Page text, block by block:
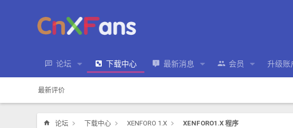
论坛 下载中心 最新消息 会员 升级账
最新评价
论坛 下载中心 XENFORO 1.X XENFORO1.X 程序